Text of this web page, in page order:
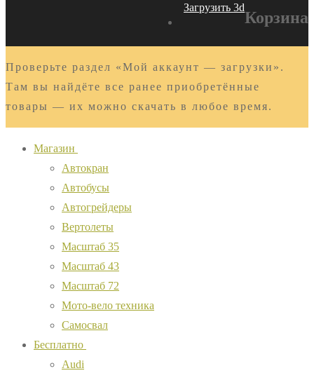
Загрузить 3d
Корзина
Проверьте раздел «Мой аккаунт — загрузки».
Там вы найдёте все ранее приобретённые
товары — их можно скачать в любое время.
Магазин
Автокран
Автобусы
Автогрейдеры
Вертолеты
Масштаб 35
Масштаб 43
Масштаб 72
Мото-вело техника
Самосвал
Бесплатно
Audi